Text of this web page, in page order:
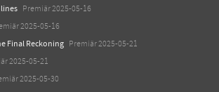
Premiär 2025-05-16
2025-05-16
Final Reckoning Premiär 2025-05-21
2025-05-21
2025-05-30